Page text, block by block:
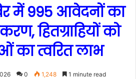
में 995 आवेदनों का
हितग्राहियों को
का त्वरित लाभ
0 1,248 1 minute read